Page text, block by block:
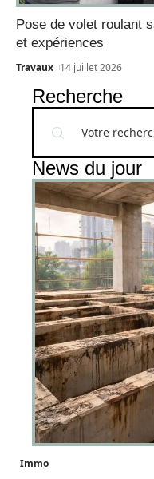
Pose de volet roulant
et expériences
Travaux 14 juillet 2026
Recherche
News du jour
Immo